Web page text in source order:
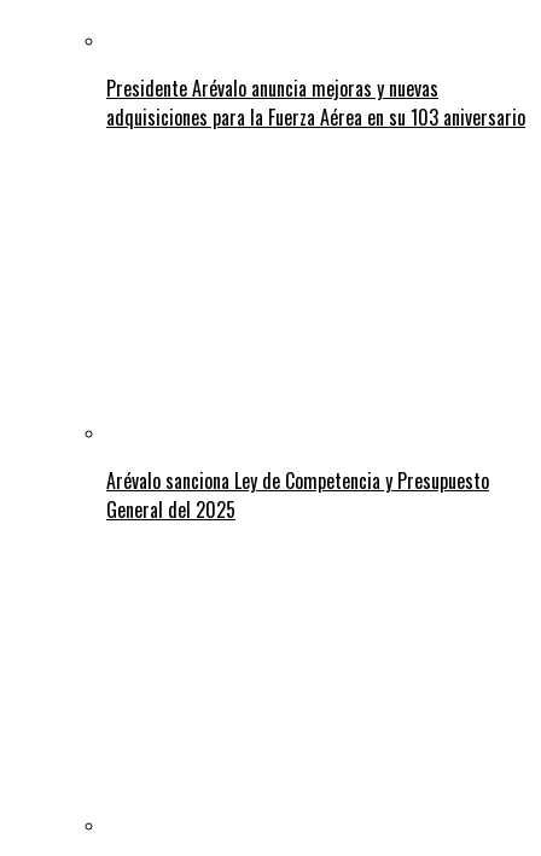
Presidente Arévalo anuncia mejoras y nuevas
adquisiciones para la Fuerza Aérea en su 103 aniversario
Arévalo sanciona Ley de Competencia y Presupuesto
General del 2025